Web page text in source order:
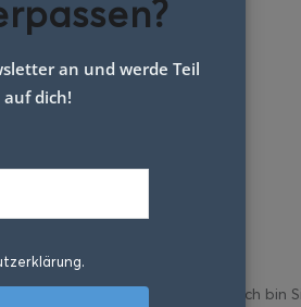
ich bin
an und werde Teil
dich!